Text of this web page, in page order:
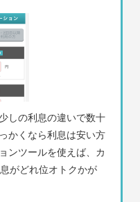
しの利息の違いで数十
かくなら利息は安い方
ンツールを使えば、カ
がどれ位オトクかが